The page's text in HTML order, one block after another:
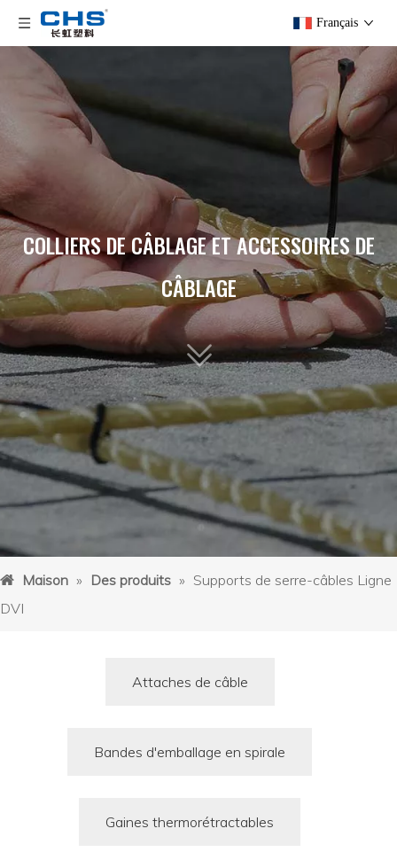
Français
COLLIERS DE CÂBLAGE ET ACCESSOIRES DE
CÂBLAGE
Maison » Des produits » Supports de serre-câbles Ligne
DVI
Attaches de câble
Bandes d'emballage en spirale
Gaines thermorétractables